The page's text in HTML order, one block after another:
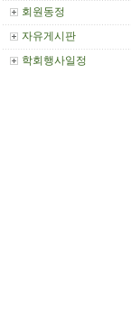
회원동정
자유게시판
학회행사일정